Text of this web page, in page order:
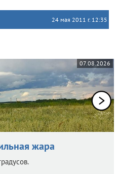
24 мая 2011 г. 12:35
07.08.2026
жара